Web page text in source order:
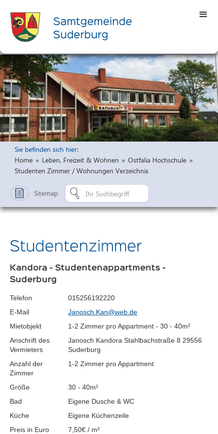
Sie befinden sich hier:
Home » Leben, Freizeit & Wohnen » Ostfalia Hochschule »
Studenten Zimmer / Wohnungen Verzeichnis
Sitemap
Studentenzimmer
Kandora - Studentenappartments -
Suderburg
Telefon
015256192220
E-Mail
Janosch.Kan@web.de
Mietobjekt
1-2 Zimmer pro Appartment - 30 - 40m²
Anschrift des
Vermieters
Janosch Kandora Stahlbachstraße 8 29556
Suderburg
Anzahl der
Zimmer
1-2 Zimmer pro Appartment
Größe
30 - 40m²
Bad
Eigene Dusche & WC
Küche
Eigene Küchenzeile
Preis in Euro
7,50€ / m²